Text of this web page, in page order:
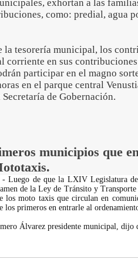
exhortan a las
como: predial, agua
tesorería municipal, los
corriente en sus
participar en el magno
en el parque central
de Gobernación.
municipios que
- Luego de que la LXIV Legislatura
de la Ley de Tránsito y
los moto taxis que circulan en
los primeros en entrarle al
Álvarez presidente municipal, dijo